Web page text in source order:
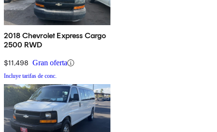
2018 Chevrolet Express Cargo
2500 RWD
$11,498 Gran oferta
Incluye tarifas de conc.